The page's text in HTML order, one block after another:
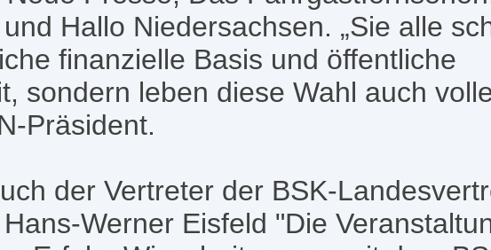
Hallo Niedersachsen. „Sie alle
finanzielle Basis und öffentliche
sondern leben diese Wahl auch
Präsident.
der Vertreter der BSK-
Werner Eisfeld "Die